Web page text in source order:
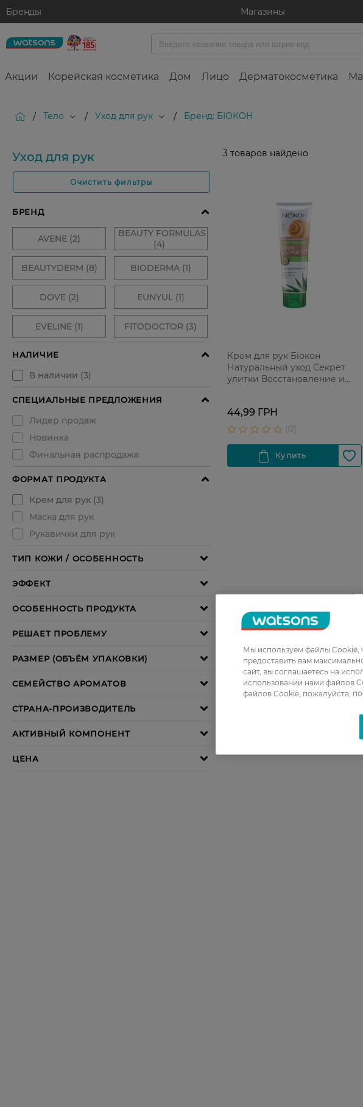
Бренды Магазины
Акции Корейская косметика Дом Лицо Дерматокосметика
/ Тело / Уход для рук / Бренд: БІОКОН
Уход для рук
Очистить фильтры
3 товаров найдено
Крем для рук Біокон
Натуральный уход Секрет
улитки Восстановление и
44,99 ГРН
Мы используем файлы Cookie,
предоставить вам
сайт, вы соглашаетесь на
использовании нами файлов
файлов Cookie, пожалуйста,